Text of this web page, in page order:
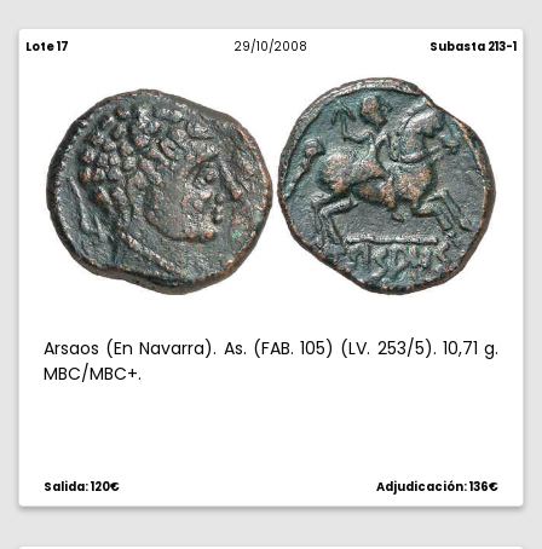
Lote 17 29/10/2008 Subasta 213-1
Arsaos (En Navarra). As. (FAB. 105) (LV. 253/5). 10,71 g.
MBC/MBC+.
Salida: 120€ Adjudicación: 136€